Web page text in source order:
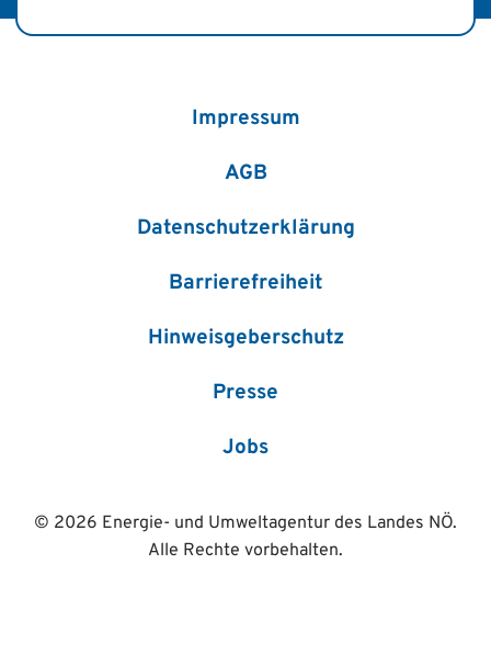
Impressum
AGB
Datenschutzerklärung
Barrierefreiheit
Hinweisgeberschutz
Presse
Jobs
© 2026 Energie- und Umweltagentur des Landes NÖ.
Alle Rechte vorbehalten.